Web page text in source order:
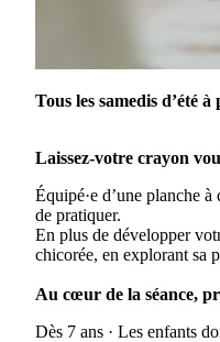
Tous les samedis d’été
Laissez-votre crayon
Équipé·e d’une planche
de pratiquer.
En plus de développer
chicorée, en explorant sa
Au cœur de la séance,
Dès 7 ans · Les enfants